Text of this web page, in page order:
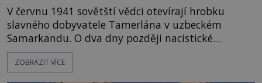
V červnu 1941 sovětští vědci otevírají hrobku
slavného dobyvatele Tamerlána v uzbeckém
Samarkandu. O dva dny později nacistické
Německo zahajuje operaci Barbarossa a napadá
Sovětský svaz. Shoda dat je natolik zarážející, že se
ZOBRAZIT VÍCE